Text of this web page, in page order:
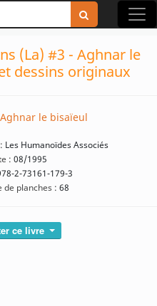
(La) #3 - Aghnar le
dessins originaux
le bisaïeul
Les Humanoïdes Associés
: 08/1995
2-73161-179-3
de planches : 68
ce livre